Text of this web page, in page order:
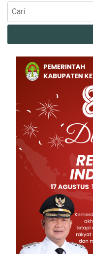
Cari
untuk: